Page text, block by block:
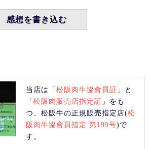
感想を書き込む
当店は「松阪肉牛協會員証 」と
「松阪肉販売店指定証 」をも
つ、松阪牛の正規販売指定店(松
阪肉牛協會員指定 第199号)で
す。